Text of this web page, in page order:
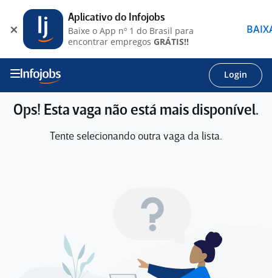
Login
Ops! Esta vaga não está mais disponível.
Tente selecionando outra vaga da lista.
Aplicativo do Infojobs
Baixe o App nº 1 do Brasil para
encontrar empregos GRÁTIS!!